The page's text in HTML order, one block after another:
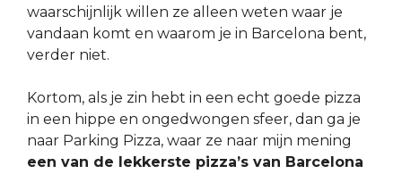
waarschijnlijk willen ze alleen weten waar je
vandaan komt en waarom je in Barcelona bent,
verder niet.
Kortom, als je zin hebt in een echt goede pizza
in een hippe en ongedwongen sfeer, dan ga je
naar Parking Pizza, waar ze naar mijn mening
een van de lekkerste pizza’s van Barcelona